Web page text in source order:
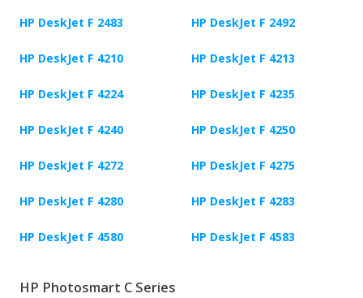
HP DeskJet F 2483 HP DeskJet F 2492
HP DeskJet F 4210 HP DeskJet F 4213
HP DeskJet F 4224 HP DeskJet F 4235
HP DeskJet F 4240 HP DeskJet F 4250
HP DeskJet F 4272 HP DeskJet F 4275
HP DeskJet F 4280 HP DeskJet F 4283
HP DeskJet F 4580 HP DeskJet F 4583
HP Photosmart C Series